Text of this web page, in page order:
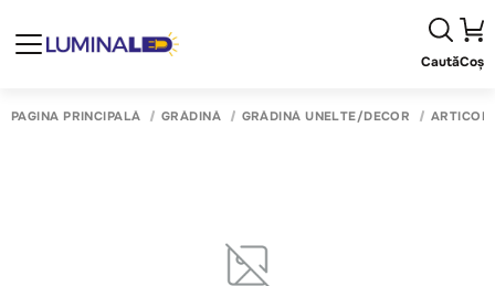
CautăCoș
PAGINA PRINCIPALĂ GRĂDINĂ GRĂDINĂ UNELTE/DECOR